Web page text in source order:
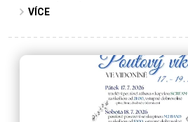
VÍCE